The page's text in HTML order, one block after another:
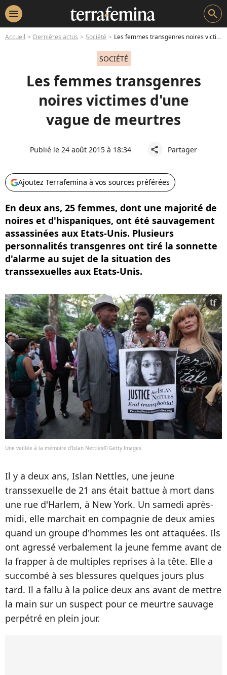
menu search
Accueil Dernières actus Société Les femmes transgenres noires victimes d'une vague de meurtres
SOCIÉTÉ
Les femmes transgenres
noires victimes d'une
vague de meurtres
Publié le 24 août 2015 à 18:34 share Partager
Ajoutez Terrafemina à vos sources préférées
En deux ans, 25 femmes, dont une majorité de
noires et d'hispaniques, ont été sauvagement
assassinées aux Etats-Unis. Plusieurs
personnalités transgenres ont tiré la sonnette
d'alarme au sujet de la situation des
transsexuelles aux Etats-Unis.
Une veillée à la mémoire d'Islan Nettles© Getty Images
Il y a deux ans, Islan Nettles, une jeune
transsexuelle de 21 ans était battue à mort dans
une rue d'Harlem, à New York. Un samedi après-
midi, elle marchait en compagnie de deux amies
quand un groupe d'hommes les ont attaquées. Ils
ont agressé verbalement la jeune femme avant de
la frapper à de multiples reprises à la tête. Elle a
succombé à ses blessures quelques jours plus
tard. Il a fallu à la police deux ans avant de mettre
la main sur un suspect pour ce meurtre sauvage
perpétré en plein jour.